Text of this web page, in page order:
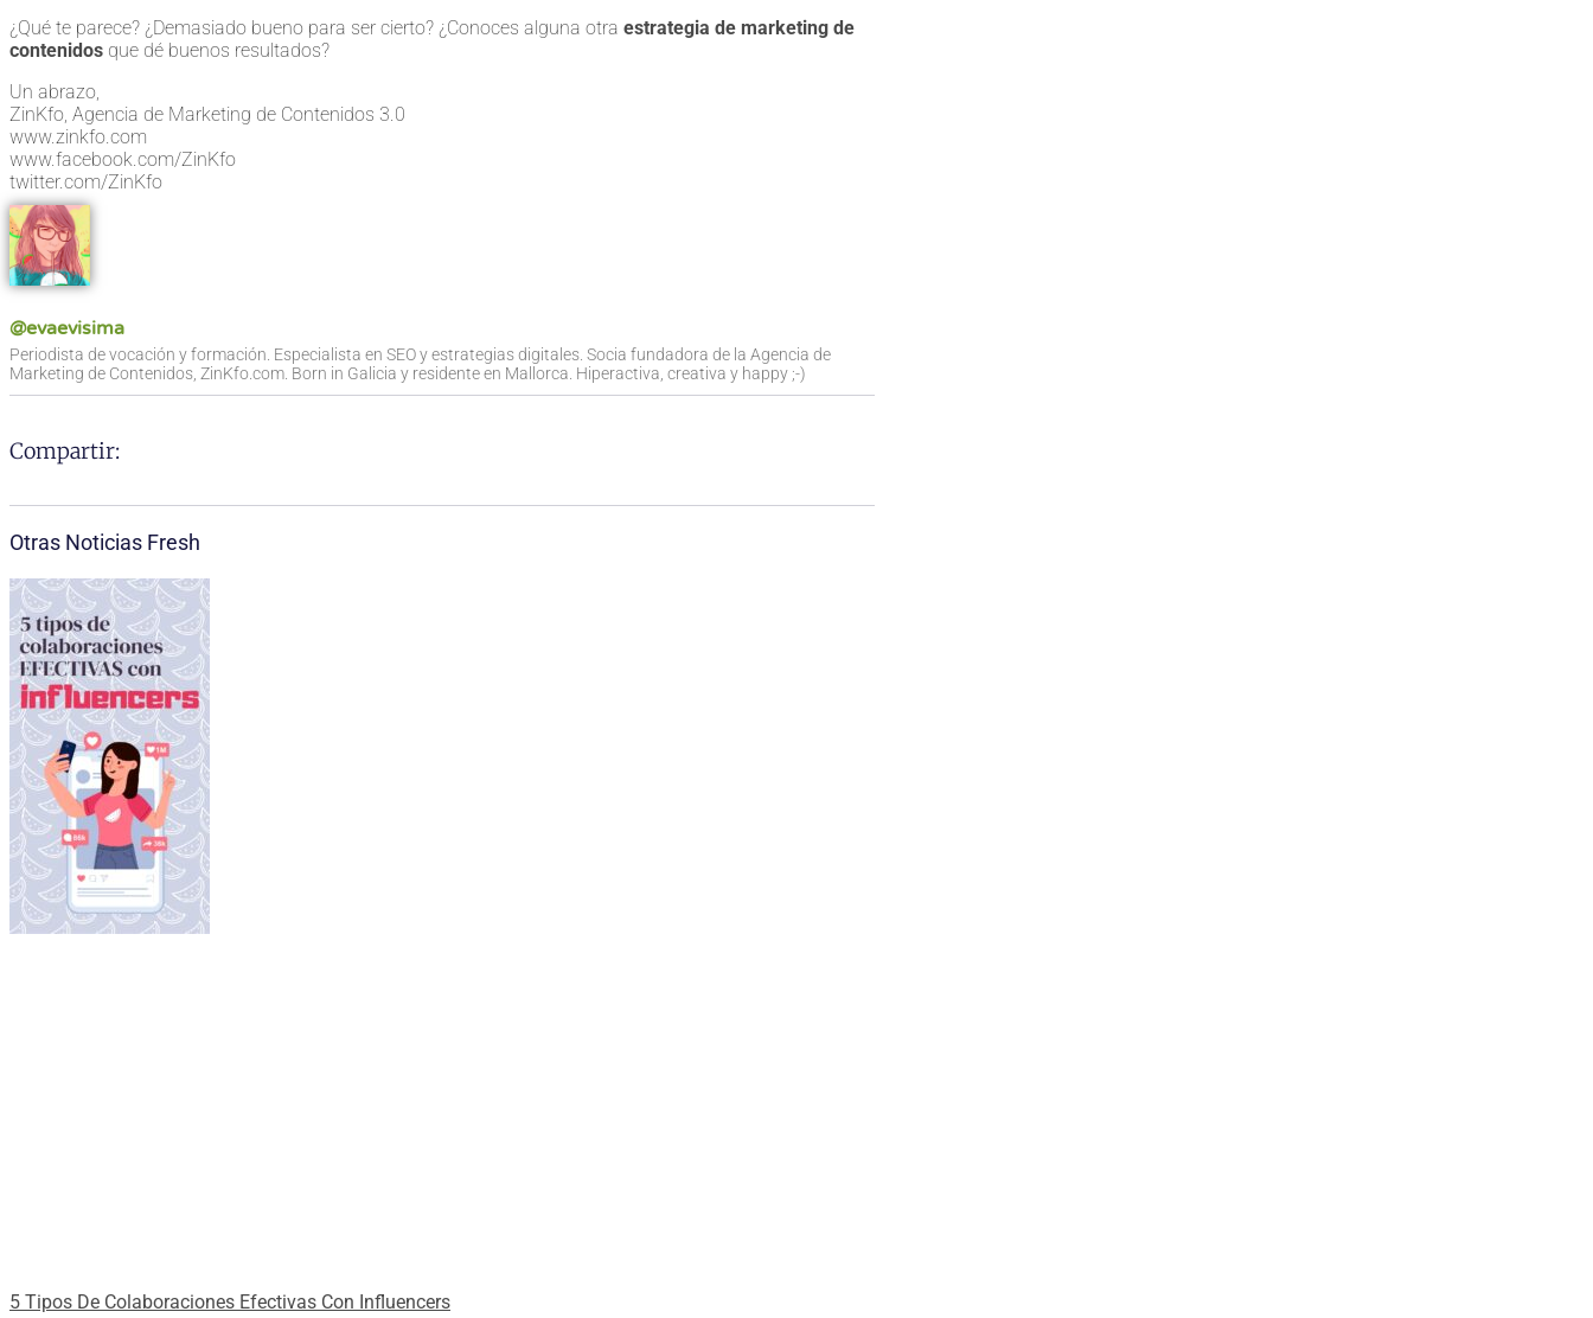
¿Qué te parece? ¿Demasiado bueno para ser cierto? ¿Conoces alguna otra estrategia de marketing de
contenidos que dé buenos resultados?
Un abrazo,
ZinKfo, Agencia de Marketing de Contenidos 3.0
www.zinkfo.com
www.facebook.com/ZinKfo
twitter.com/ZinKfo
@evaevisima
Periodista de vocación y formación. Especialista en SEO y estrategias digitales. Socia fundadora de la Agencia de
Marketing de Contenidos, ZinKfo.com. Born in Galicia y residente en Mallorca. Hiperactiva, creativa y happy ;-)
Compartir:
Otras Noticias Fresh
5 Tipos De Colaboraciones Efectivas Con Influencers